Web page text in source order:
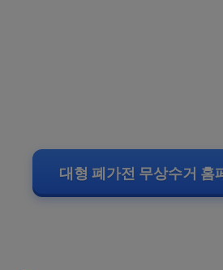
대형 폐가전 무상수거 홈